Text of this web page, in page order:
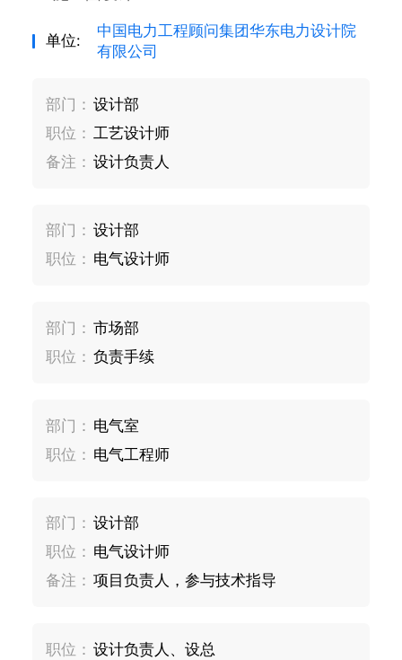
单位:
中国电力工程顾问集团华东电力设计院
有限公司
部门： 设计部
职位： 工艺设计师
备注： 设计负责人
部门： 设计部
职位： 电气设计师
部门： 市场部
职位： 负责手续
部门： 电气室
职位： 电气工程师
部门： 设计部
职位： 电气设计师
备注： 项目负责人，参与技术指导
职位： 设计负责人、设总